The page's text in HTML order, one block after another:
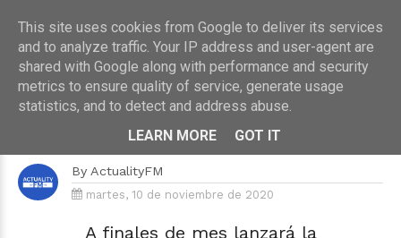
HOME›MÚSICA
Nil Moliner publica "Calma", un
esperado tema inédito
By ActualityFM
martes, 10 de noviembre de 2020
A finales de mes lanzará la
This site uses cookies from Google to deliver its services
and to analyze traffic. Your IP address and user-agent are
shared with Google along with performance and security
metrics to ensure quality of service, generate usage
statistics, and to detect and address abuse.
LEARN MORE
GOT IT